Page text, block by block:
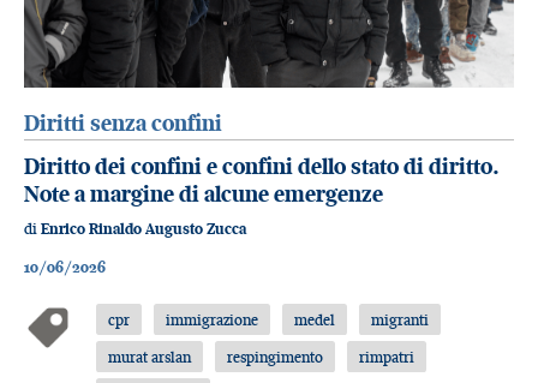
Diritti senza confini
Diritto dei confini e confini dello stato di diritto.
Note a margine di alcune emergenze
di Enrico Rinaldo Augusto Zucca
10/06/2026
cpr immigrazione medel
migranti
murat arslan
respingimento
rimpatri